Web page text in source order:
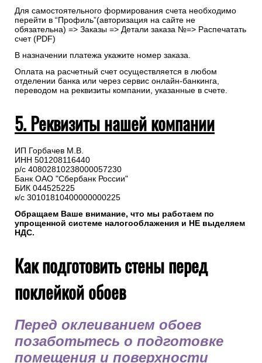
Для самостоятельного формирования счета необходимо
перейти в “Профиль”(авторизация на сайте не
обязательна) => Заказы => Детали заказа №=> Распечатать
счет (PDF)
В назначении платежа укажите номер заказа.
Оплата на расчетный счет осуществляется в любом
отделении банка или через сервис онлайн-банкинга,
переводом на реквизиты компании, указанные в счете.
5. Реквизиты нашей компании
ИП Горбачев М.В.
ИНН 501208116440
р/с 40802810238000057230
Банк ОАО "Сбербанк России"
БИК 044525225
к/с 30101810400000000225
Обращаем Ваше внимание, что мы работаем по
упрощенной системе налогооблажения и НЕ выделяем
НДС.
Как подготовить стены перед
поклейкой обоев
Перед оклеиванием обоев
позаботьтесь о подготовке
помещения и поверхности